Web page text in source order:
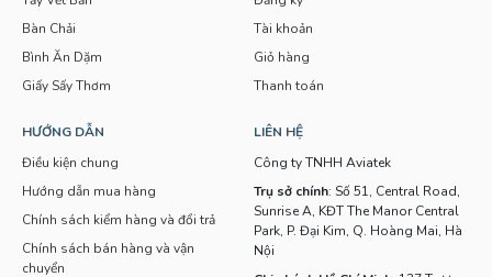
Bàn Chải
Bình Ăn Dặm
Giấy Sấy Thơm
Tài khoản
Giỏ hàng
Thanh toán
HƯỚNG DẪN
Điều kiện chung
Hướng dẫn mua hàng
Chính sách kiểm hàng và đổi trả
Chính sách bán hàng và vận
chuyển
LIÊN HỆ
Công ty TNHH Aviatek
Trụ sở chính: Số 51, Central Road,
Sunrise A, KĐT The Manor Central
Park, P. Đại Kim, Q. Hoàng Mai, Hà
Nội